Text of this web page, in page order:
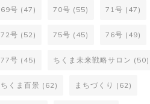
69号 (47) 70号 (55) 71号 (47)
72号 (52) 75号 (45) 76号 (49)
77号 (45) ちくま未来戦略サロン (50)
ちくま百景 (62) まちづくり (62)